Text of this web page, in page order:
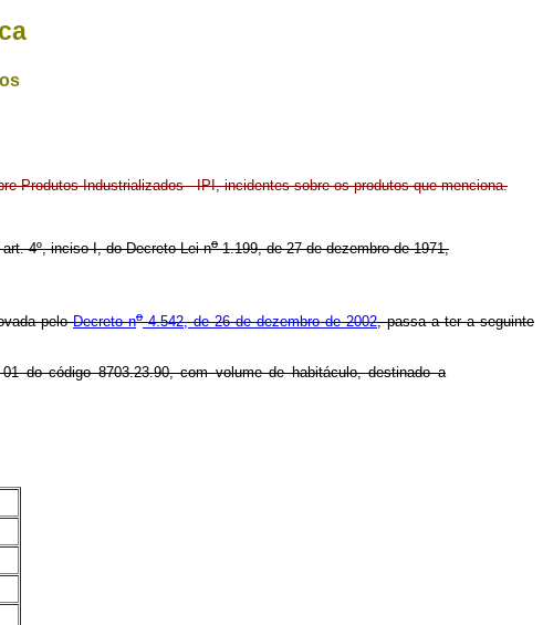
Produtos Industrializados - IPI, incidentes sobre os produtos que menciona.
4º, inciso I, do Decreto-Lei no1.199, de 27 de dezembro de 1971,
peloDecreto no4.542, de 26 de dezembro de 2002, passa a ter a seguinte
do código 8703.23.90, com volume de habitáculo, destinado a